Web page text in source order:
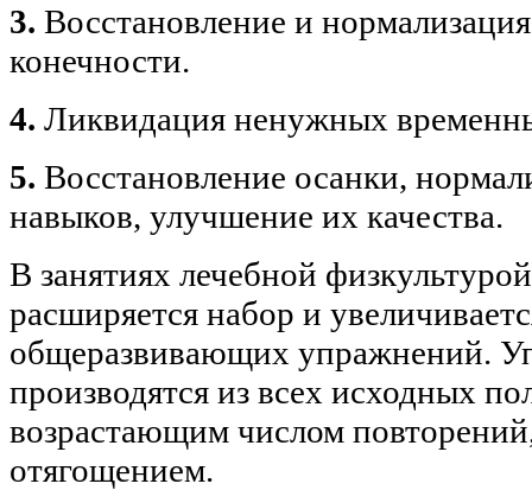
3. Восстановление и
конечности.
4. Ликвидация ненужных
5. Восстановление осанки,
навыков, улучшение их качества.
В занятиях лечебной
расширяется набор и
общеразвивающих упражнений.
производятся из всех исходных
возрастающим числом
отягощением.